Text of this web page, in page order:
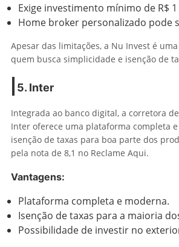
Exige investimento mínimo de R$
Home broker personalizado pode
Apesar das limitações, a Nu Invest é
quem busca simplicidade e isenção de
5. Inter
Integrada ao banco digital, a corretora
Inter oferece uma plataforma completa
isenção de taxas para boa parte dos
pela nota de 8,1 no Reclame Aqui.
Vantagens:
Plataforma completa e moderna.
Isenção de taxas para a maioria
Possibilidade de investir no